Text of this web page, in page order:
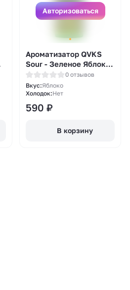
Авторизоваться
Ароматизатор QVKS
Sour - Зеленое Яблоко
13мл
0 отзывов
Вкус:Яблоко
Холодок:Нет
590 ₽
В корзину